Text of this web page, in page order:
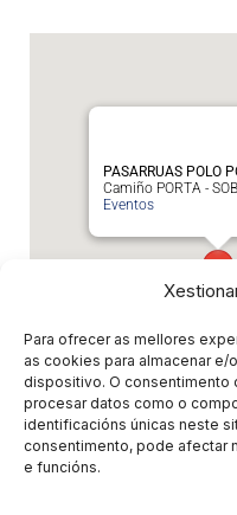
Para ofrecer as mellores
as cookies para almacenar
dispositivo. O consentimento
procesar datos como o
identificacións únicas neste
consentimento, pode afectar
e funcións.
PASARRUAS POLO
Camiño PORTA -
Eventos
Eventos